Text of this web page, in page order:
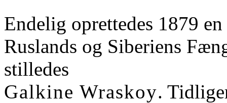
Endelig oprettedes 1879
Ruslands og Siberiens
stilledes
Galkine Wraskoy.